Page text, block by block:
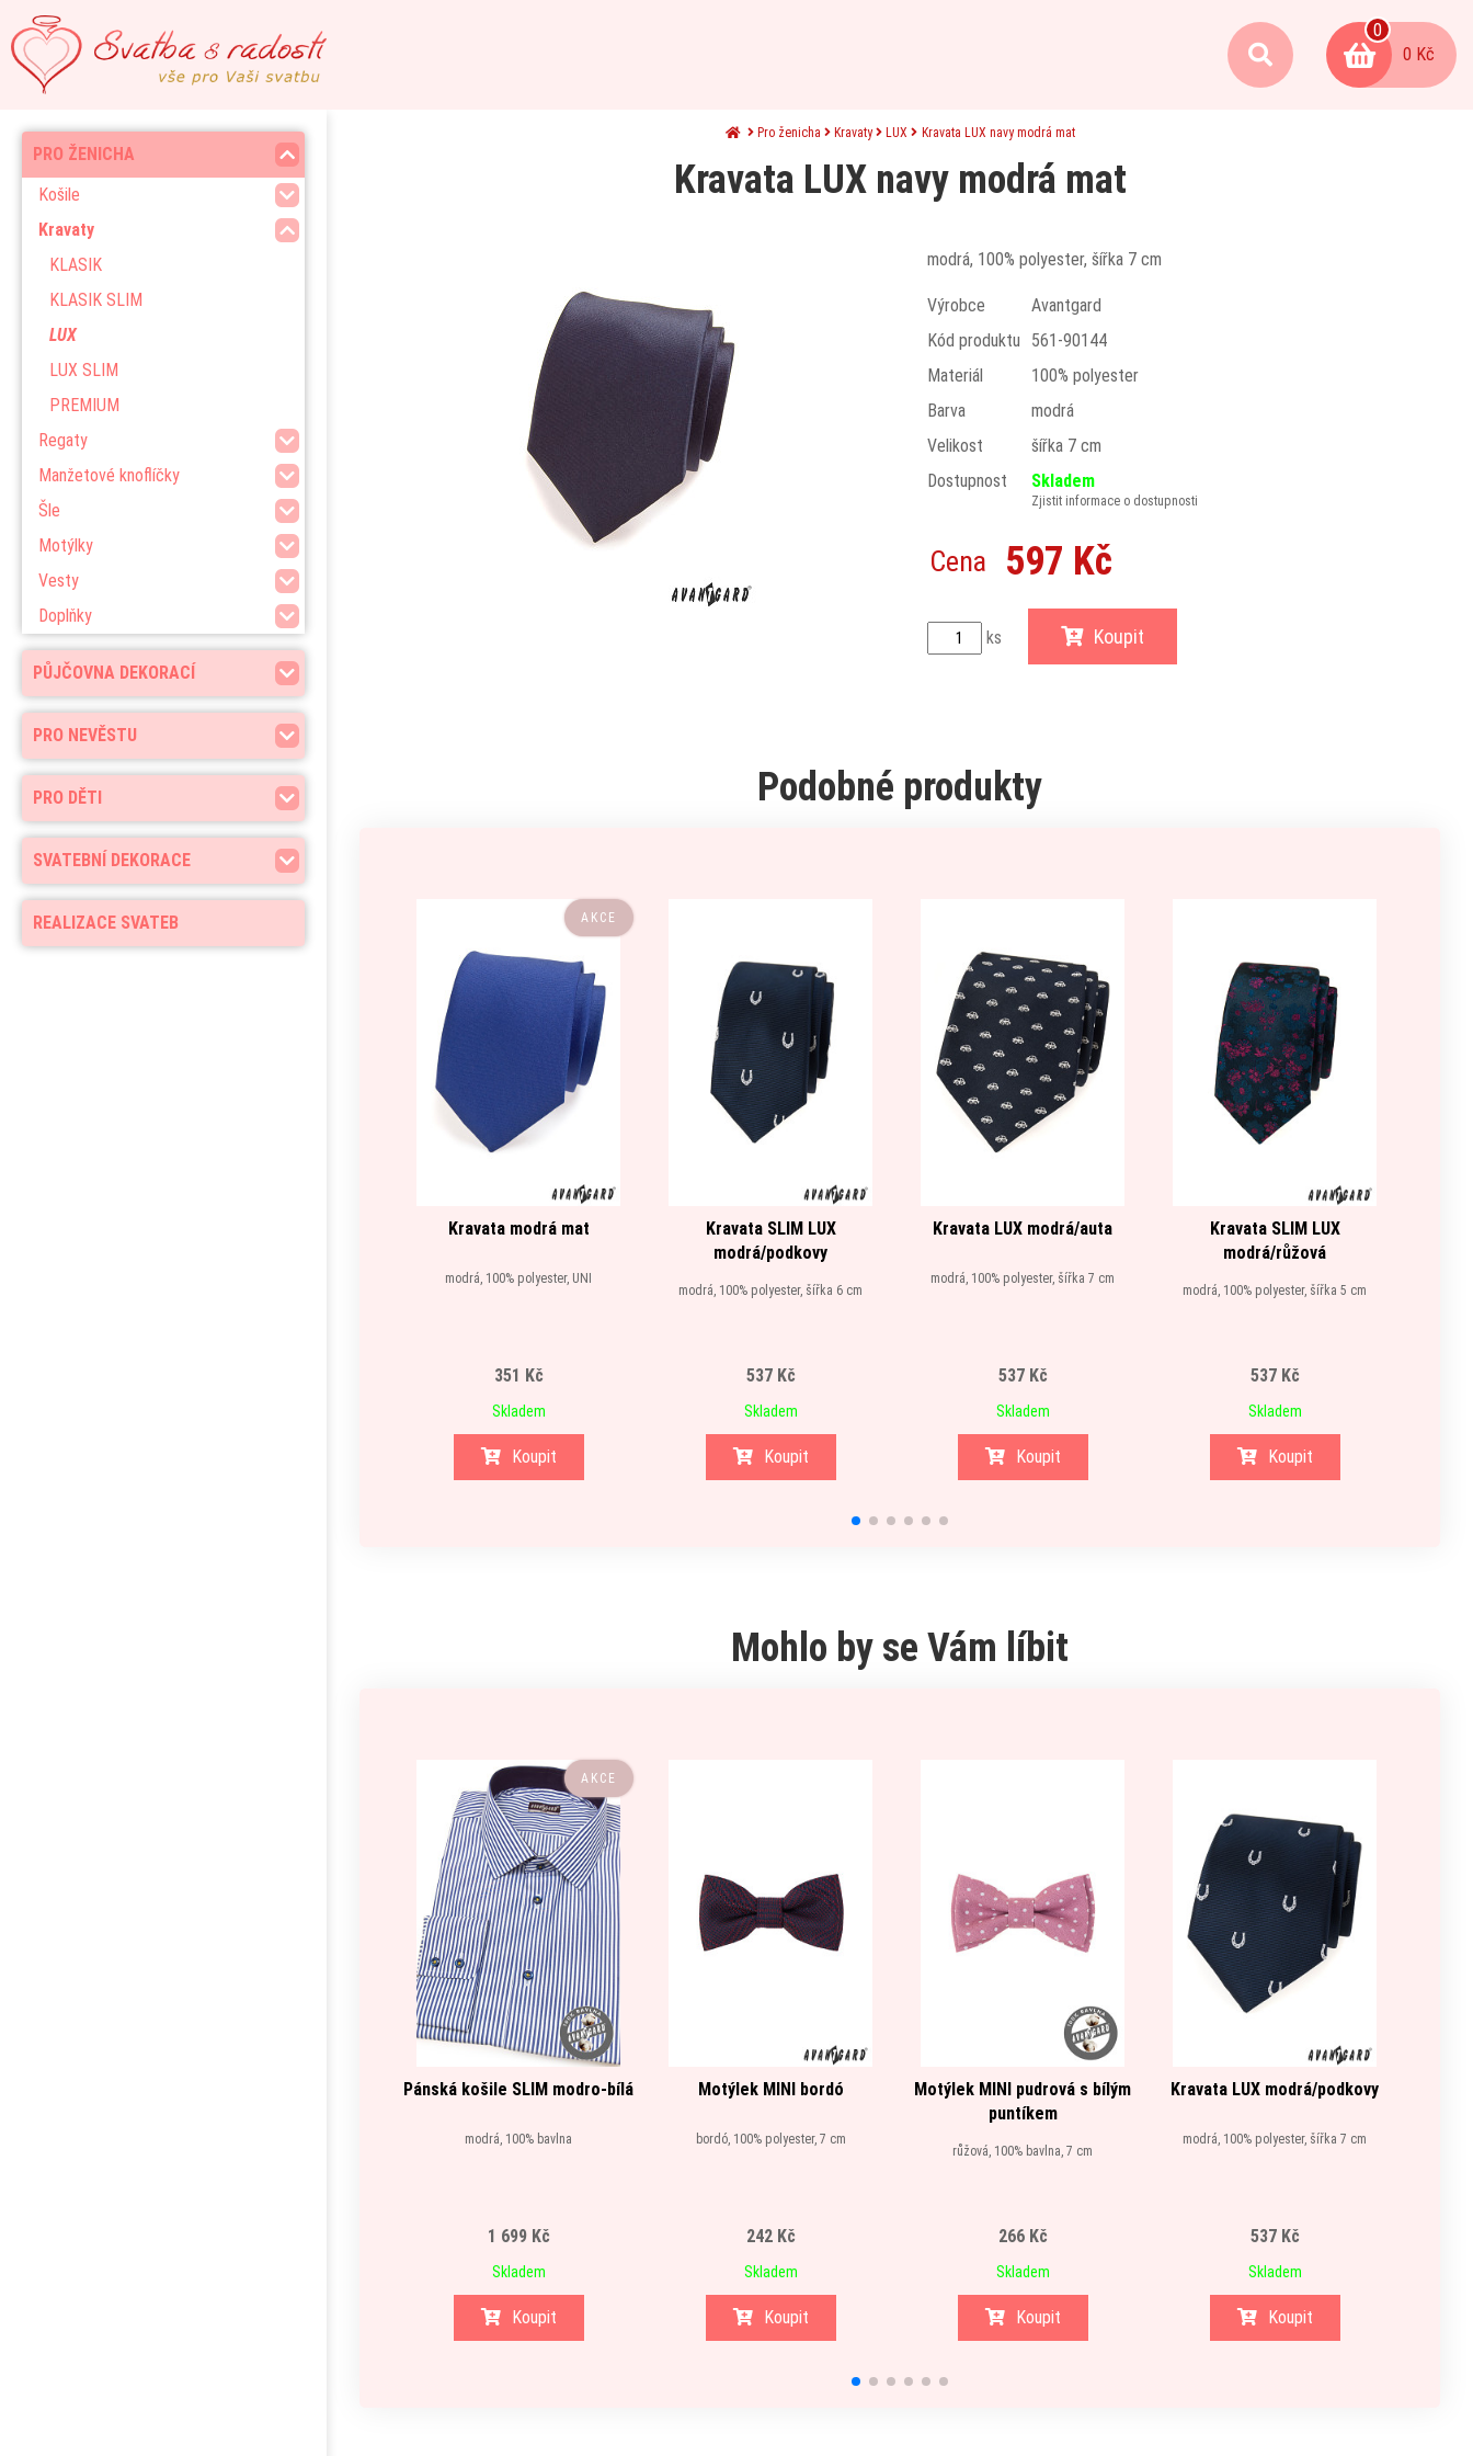
0
0 Kč
PŮJČOVNA DEKORACÍ
PRO NEVĚSTU
PRO ŽENICHA
Košile
Kravaty
KLASIK
KLASIK SLIM
LUX
LUX SLIM
PREMIUM
Regaty
Manžetové knoflíčky
Šle
Motýlky
Vesty
Doplňky
PRO DĚTI
SVATEBNÍ DEKORACE
REALIZACE SVATEB
Pro ženicha Kravaty LUX Kravata LUX navy modrá mat
Kravata LUX navy modrá mat
modrá, 100% polyester, šířka 7 cm
Výrobce
Avantgard
Kód produktu
561-90144
Materiál
100% polyester
Barva
modrá
Velikost
šířka 7 cm
Dostupnost
Skladem
Zjistit informace o dostupnosti
Cena 597 Kč
ks Koupit
Podobné produkty
AKCE
Kravata modrá mat
modrá, 100% polyester, UNI
351 Kč
Skladem
Koupit
Kravata SLIM LUX
modrá/podkovy
modrá, 100% polyester, šířka 6 cm
537 Kč
Skladem
Koupit
Kravata LUX modrá/auta
modrá, 100% polyester, šířka 7 cm
537 Kč
Skladem
Koupit
Kravata SLIM LUX
modrá/růžová
modrá, 100% polyester, šířka 5 cm
537 Kč
Skladem
Koupit
Mohlo by se Vám líbit
AKCE
Pánská košile SLIM modro-bílá
modrá, 100% bavlna
1 699 Kč
Skladem
Koupit
Motýlek MINI bordó
bordó, 100% polyester, 7 cm
242 Kč
Skladem
Koupit
Motýlek MINI pudrová s bílým
puntíkem
růžová, 100% bavlna, 7 cm
266 Kč
Skladem
Koupit
Kravata LUX modrá/podkovy
modrá, 100% polyester, šířka 7 cm
537 Kč
Skladem
Koupit